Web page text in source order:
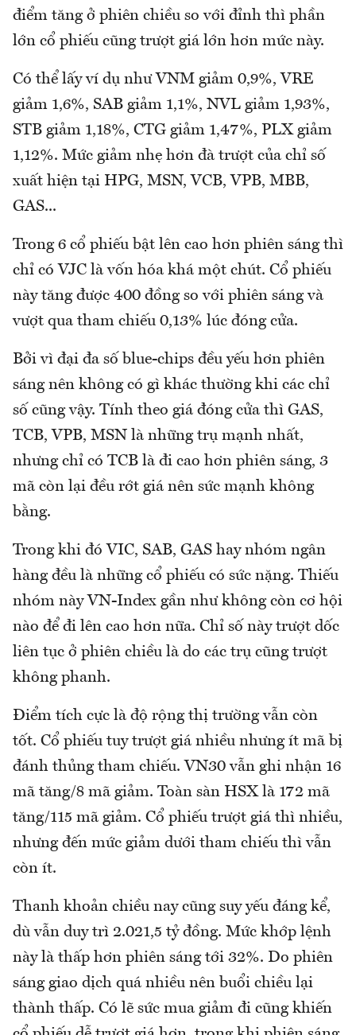
điểm tăng ở phiên chiều so với đỉnh thì phần
lớn cổ phiếu cũng trượt giá lớn hơn mức này.
Có thể lấy ví dụ như VNM giảm 0,9%, VRE
giảm 1,6%, SAB giảm 1,1%, NVL giảm 1,93%,
STB giảm 1,18%, CTG giảm 1,47%, PLX giảm
1,12%. Mức giảm nhẹ hơn đà trượt của chỉ số
xuất hiện tại HPG, MSN, VCB, VPB, MBB,
GAS...
Trong 6 cổ phiếu bật lên cao hơn phiên sáng thì
chỉ có VJC là vốn hóa khá một chút. Cổ phiếu
này tăng được 400 đồng so với phiên sáng và
vượt qua tham chiếu 0,13% lúc đóng cửa.
Bởi vì đại đa số blue-chips đều yếu hơn phiên
sáng nên không có gì khác thường khi các chỉ
số cũng vậy. Tính theo giá đóng cửa thì GAS,
TCB, VPB, MSN là những trụ mạnh nhất,
nhưng chỉ có TCB là đi cao hơn phiên sáng, 3
mã còn lại đều rớt giá nên sức mạnh không
bằng.
Trong khi đó VIC, SAB, GAS hay nhóm ngân
hàng đều là những cổ phiếu có sức nặng. Thiếu
nhóm này VN-Index gần như không còn cơ hội
nào để đi lên cao hơn nữa. Chỉ số này trượt dốc
liên tục ở phiên chiều là do các trụ cũng trượt
không phanh.
Điểm tích cực là độ rộng thị trường vẫn còn
tốt. Cổ phiếu tuy trượt giá nhiều nhưng ít mã bị
đánh thủng tham chiếu. VN30 vẫn ghi nhận 16
mã tăng/8 mã giảm. Toàn sàn HSX là 172 mã
tăng/115 mã giảm. Cổ phiếu trượt giá thì nhiều,
nhưng đến mức giảm dưới tham chiếu thì vẫn
còn ít.
Thanh khoản chiều nay cũng suy yếu đáng kể,
dù vẫn duy trì 2.021,5 tỷ đồng. Mức khớp lệnh
này là thấp hơn phiên sáng tới 32%. Do phiên
sáng giao dịch quá nhiều nên buổi chiều lại
thành thấp. Có lẽ sức mua giảm đi cũng khiến